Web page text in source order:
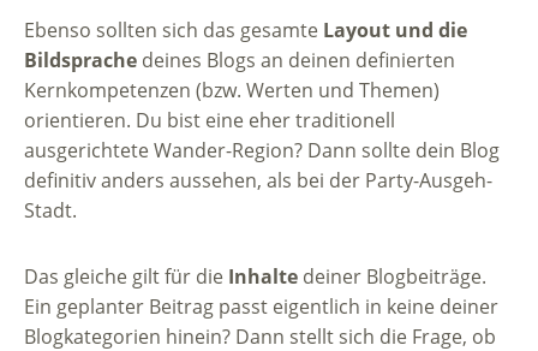
Ebenso sollten sich das gesamte Layout und die
Bildsprache deines Blogs an deinen definierten
Kernkompetenzen (bzw. Werten und Themen)
orientieren. Du bist eine eher traditionell
ausgerichtete Wander-Region? Dann sollte dein Blog
definitiv anders aussehen, als bei der Party-Ausgeh-
Stadt.
Das gleiche gilt für die Inhalte deiner Blogbeiträge.
Ein geplanter Beitrag passt eigentlich in keine deiner
Blogkategorien hinein? Dann stellt sich die Frage, ob